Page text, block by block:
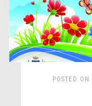
POSTED ON